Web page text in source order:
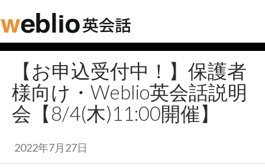
【お申込受付中！】保護者
様向け・Weblio英会話説明
会【8/4(木)11:00開催】
2022年7月27日